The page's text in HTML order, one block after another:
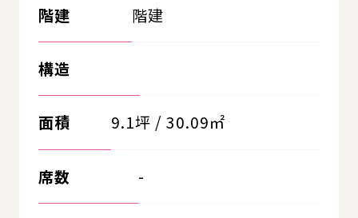
階建 階建
構造
面積 9.1坪 / 30.09㎡
席数 -